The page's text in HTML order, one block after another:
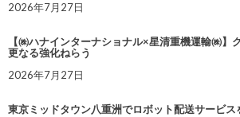
2026年7月27日
【㈱ハナインターナショナル×星清重機運輸㈱】
更なる強化ねらう
2026年7月27日
東京ミッドタウン八重洲でロボット配送サービス